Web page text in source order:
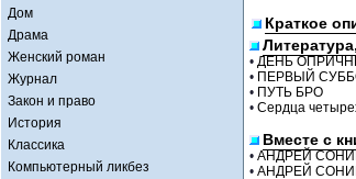
Дом
Драма
Женский роман
Журнал
Закон и право
История
Классика
Компьютерный ликбез
Краткое
• ДЕНЬ
• ПЕРВЫЙ
• ПУТЬ БРО
• Сердца
Вместе с
• АНДРЕЙ
• АНДРЕЙ